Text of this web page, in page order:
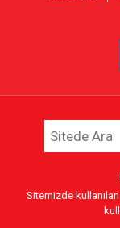
Sitemizde